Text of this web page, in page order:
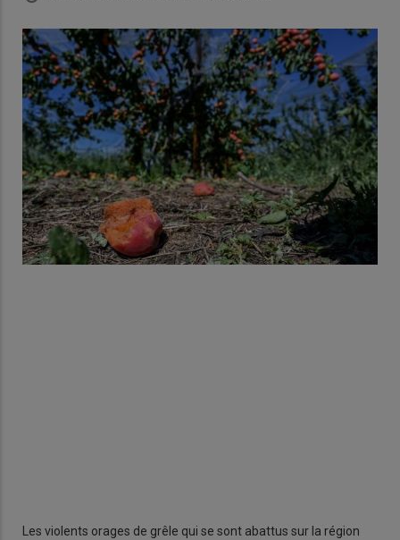
Les violents orages de grêle qui se sont abattus sur la région